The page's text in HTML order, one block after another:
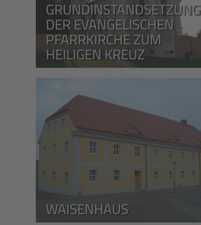
GRUNDINSTANDSETZUNG
DER EVANGELISCHEN
PFARRKIRCHE ZUM
HEILIGEN KREUZ
WAISENHAUS